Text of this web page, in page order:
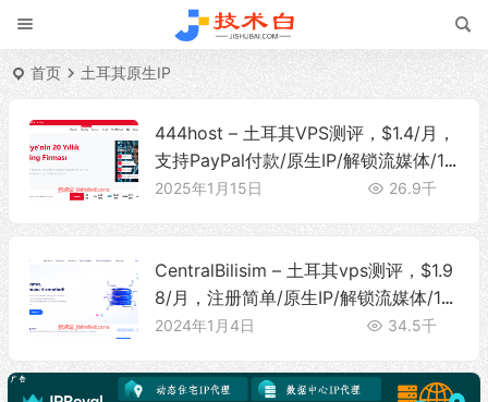
首页 土耳其原生IP
444host – 土耳其VPS测评，$1.4/月，
支持PayPal付款/原生IP/解锁流媒体/10
Gbps大带宽/无限流量
2025年1月15日 26.9千
CentralBilisim – 土耳其vps测评，$1.9
8/月，注册简单/原生IP/解锁流媒体/1G
bps带宽@无限流量
2024年1月4日 34.5千